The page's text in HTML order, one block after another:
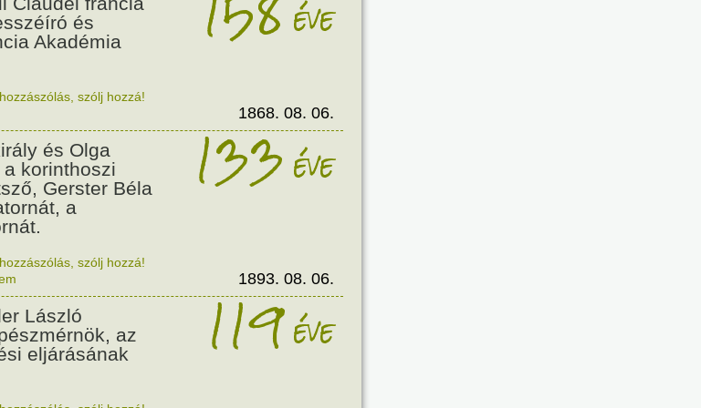
és
Akadémia
éve
szólj hozzá!
1868. 08. 06.
és Olga
korinthoszi
Gerster Béla
a
133éve
szólj hozzá!
1893. 08. 06.
László
az
eljárásának
119éve